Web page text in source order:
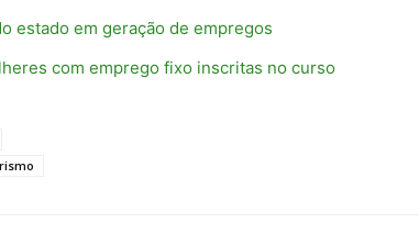
estado em geração de empregos
com emprego fixo inscritas no curso